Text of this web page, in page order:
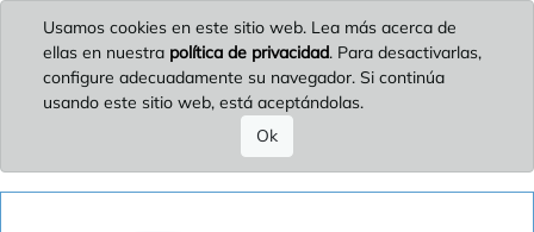
Usamos cookies en este sitio web. Lea más acerca de
ellas en nuestra política de privacidad. Para desactivarlas,
configure adecuadamente su navegador. Si continúa
usando este sitio web, está aceptándolas.
Ok